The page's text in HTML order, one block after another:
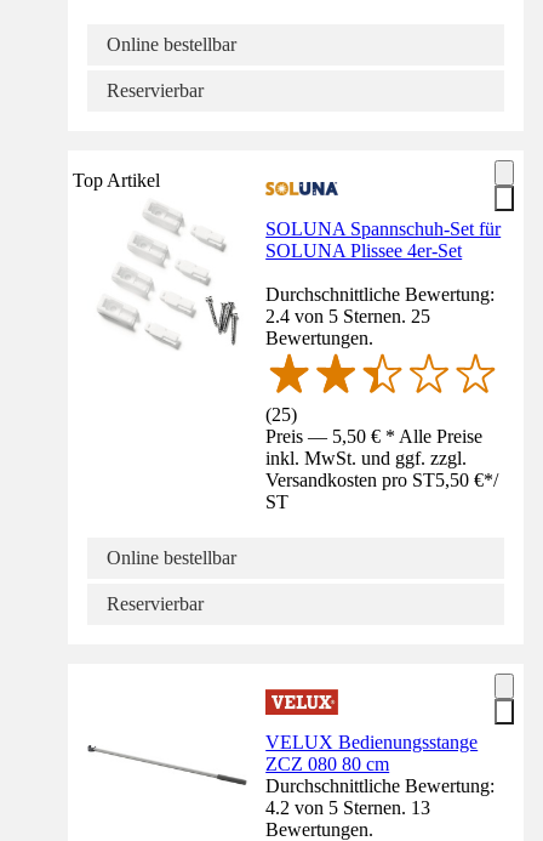
Online bestellbar
Reservierbar
Top Artikel
SOLUNA Spannschuh-Set für
SOLUNA Plissee 4er-Set
Durchschnittliche Bewertung:
2.4 von 5 Sternen. 25
Bewertungen.
(25)
Preis — 5,50 € * Alle Preise
inkl. MwSt. und ggf. zzgl.
Versandkosten pro ST5,50 €*/
ST
Online bestellbar
Reservierbar
VELUX Bedienungsstange
ZCZ 080 80 cm
Durchschnittliche Bewertung:
4.2 von 5 Sternen. 13
Bewertungen.